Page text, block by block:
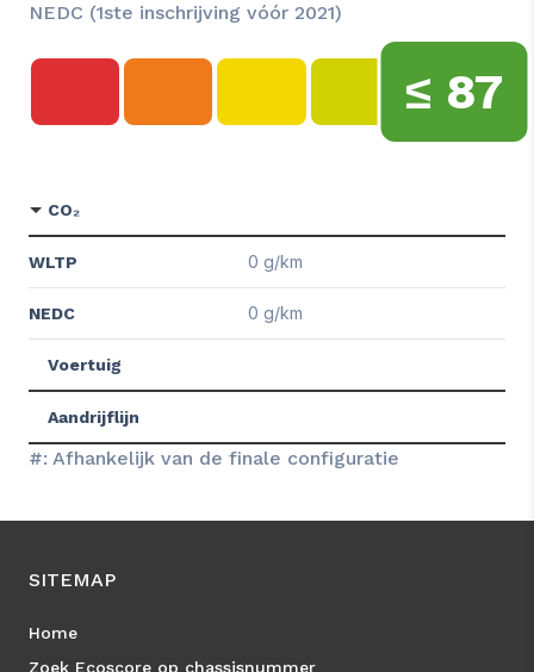
NEDC (1ste inschrijving vóór 2021)
≤ 87
CO₂
WLTP 0 g/km
NEDC 0 g/km
Voertuig
Aandrijflijn
#: Afhankelijk van de finale configuratie
SITEMAP
Home
Zoek Ecoscore op chassisnummer